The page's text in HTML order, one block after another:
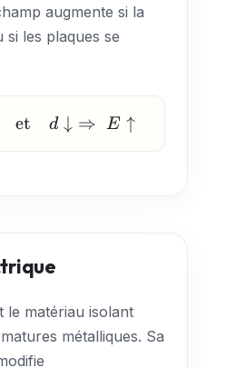
augmente si la
si les plaques se
et d ↓ ⇒ E ↑
le matériau isolant
métalliques. Sa